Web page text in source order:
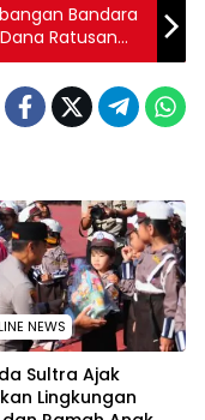
Bandara
Ratusan
NEWS
Sultra Ajak
Lingkungan